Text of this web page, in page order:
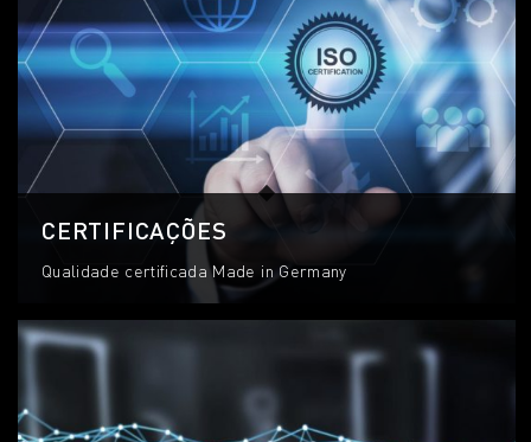
CERTIFICAÇÕES
Qualidade certificada Made in Germany